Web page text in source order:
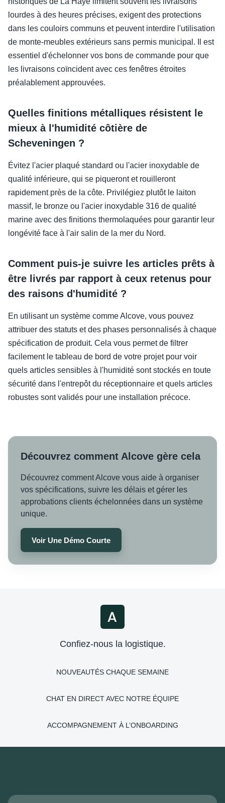
lourdes à des heures précises, exigent des protections
dans les couloirs communs et peuvent interdire l'utilisation
de monte-meubles extérieurs sans permis municipal. Il est
essentiel d'échelonner vos bons de commande pour que
les livraisons coïncident avec ces fenêtres étroites
préalablement approuvées.
Quelles finitions métalliques résistent le
mieux à l'humidité côtière de
Scheveningen ?
Évitez l'acier plaqué standard ou l'acier inoxydable de
qualité inférieure, qui se piqueront et rouilleront
rapidement près de la côte. Privilégiez plutôt le laiton
massif, le bronze ou l'acier inoxydable 316 de qualité
marine avec des finitions thermolaquées pour garantir leur
longévité face à l'air salin de la mer du Nord.
Comment puis-je suivre les articles prêts à
être livrés par rapport à ceux retenus pour
des raisons d'humidité ?
En utilisant un système comme Alcove, vous pouvez
attribuer des statuts et des phases personnalisés à chaque
spécification de produit. Cela vous permet de filtrer
facilement le tableau de bord de votre projet pour voir
quels articles sensibles à l'humidité sont stockés en toute
sécurité dans l'entrepôt du réceptionnaire et quels articles
robustes sont validés pour une installation précoce.
Découvrez comment Alcove gère cela
Découvrez comment Alcove vous aide à organiser
vos spécifications, suivre les délais et gérer les
approbations clients échelonnées dans un système
unique.
Voir Une Démo Courte
Confiez-nous la logistique.
NOUVEAUTÉS CHAQUE SEMAINE
CHAT EN DIRECT AVEC NOTRE ÉQUIPE
ACCOMPAGNEMENT À L’ONBOARDING